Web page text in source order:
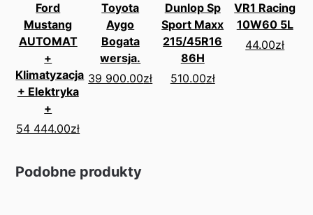
Ford
Mustang
AUTOMAT
+
Klimatyzacja
+ Elektryka
+
54 444.00zł
Toyota
Aygo
Bogata
wersja.
39 900.00zł
Dunlop Sp
Sport Maxx
215/45R16
86H
510.00zł
VR1 Racing
10W60 5L
44.00zł
Podobne produkty